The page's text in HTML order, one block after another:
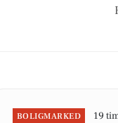
BOLIGMARKED 19